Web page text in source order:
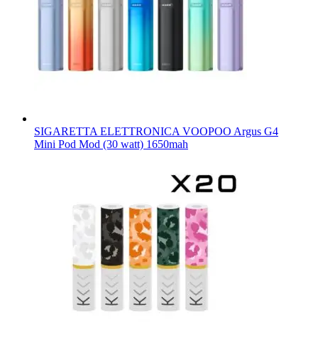
SIGARETTA ELETTRONICA VOOPOO Argus G4
Mini Pod Mod (30 watt) 1650mah